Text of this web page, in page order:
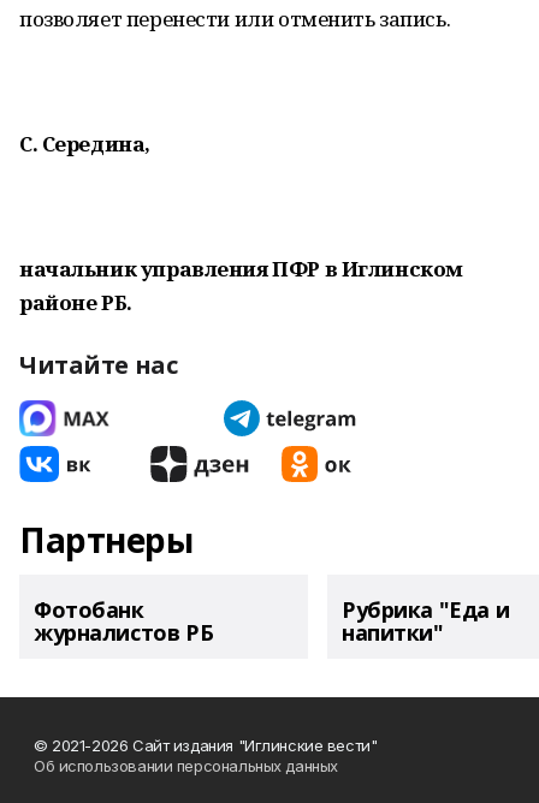
позволяет перенести или отменить запись.
С. Середина,
начальник управления ПФР в Иглинском
районе РБ.
Читайте нас
Партнеры
Фотобанк
журналистов РБ
Рубрика "Еда и
напитки"
© 2021-2026 Сайт издания "Иглинские вести"
Об использовании персональных данных